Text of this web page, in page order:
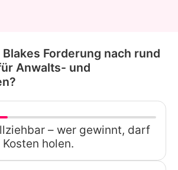
Forderung nach rund
Anwalts- und
– wer gewinnt, darf
holen.